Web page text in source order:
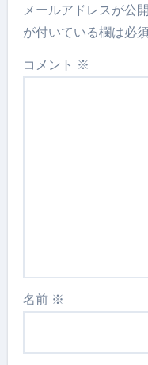
メールアドレスが公
が付いている欄は必
コメント ※
名前 ※